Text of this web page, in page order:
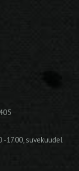
17.00, suvekuudel